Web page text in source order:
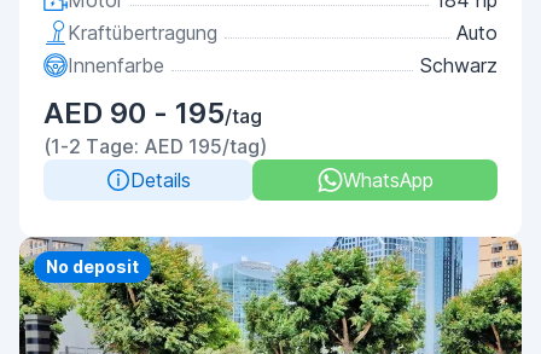
Kraftübertragung
Auto
Innenfarbe
Schwarz
AED 90 - 195/tag
(1-2 Tage: AED 195/tag)
Details
WhatsApp
Priority
No deposit